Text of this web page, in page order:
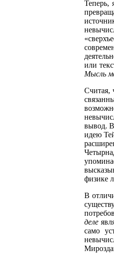
Теперь,
или
Мысль
Считая,
вывод.
идею
физике
В
деле
само